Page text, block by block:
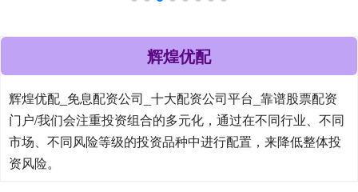
辉煌优配
辉煌优配_免息配资公司_十大配资公司平台_靠谱股票配资
门户/我们会注重投资组合的多元化，通过在不同行业、不同
市场、不同风险等级的投资品种中进行配置，来降低整体投
资风险。